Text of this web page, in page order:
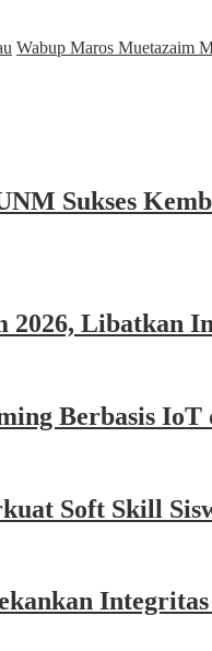
Wabup Maros Muetazaim
Sukses
Libatkan
Berbasis
Soft Skill